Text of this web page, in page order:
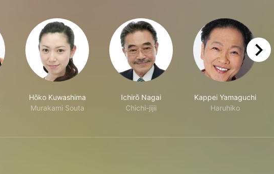
Hōko Kuwashima
Murakami Souta
Ichirō Nagai
Chichi-jijii
Kappei Yamaguchi
Haruhiko
right